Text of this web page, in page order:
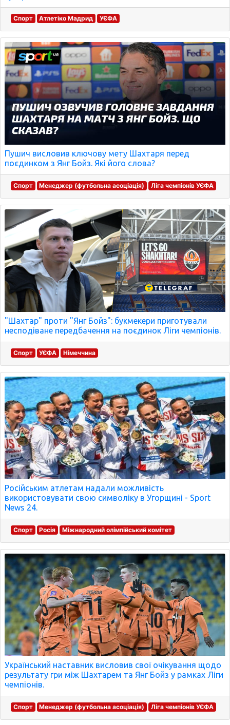
Спорт Атлетіко Мадрид УЄФА
Пушич висловив ключову мету Шахтаря перед
поєдинком з Янг Бойз. Які його слова?
Спорт Менеджер (футбольна асоціація) Ліга чемпіонів УЄФА
"Шахтар" проти "Янг Бойз": букмекери приготували
несподіване передбачення на поєдинок Ліги чемпіонів.
Спорт УЄФА Німеччина
Російським атлетам надали можливість
використовувати свою символіку в Угорщині - Sport
News 24.
Спорт Росія Міжнародний олімпійський комітет
Український наставник висловив свої очікування щодо
результату гри між Шахтарем та Янг Бойз у рамках Ліги
чемпіонів.
Спорт Менеджер (футбольна асоціація) Ліга чемпіонів УЄФА